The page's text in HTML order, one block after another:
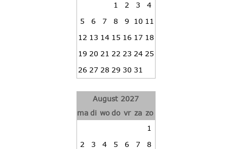
1
2 3
4
5
6 7 8 9 10 11
12 13 14 15 16 17 18
19 20 21 22 23 24 25
26 27 28 29 30 31
August 2027
ma di wodo vr za zo
1
2
3 4 5 6 7
8